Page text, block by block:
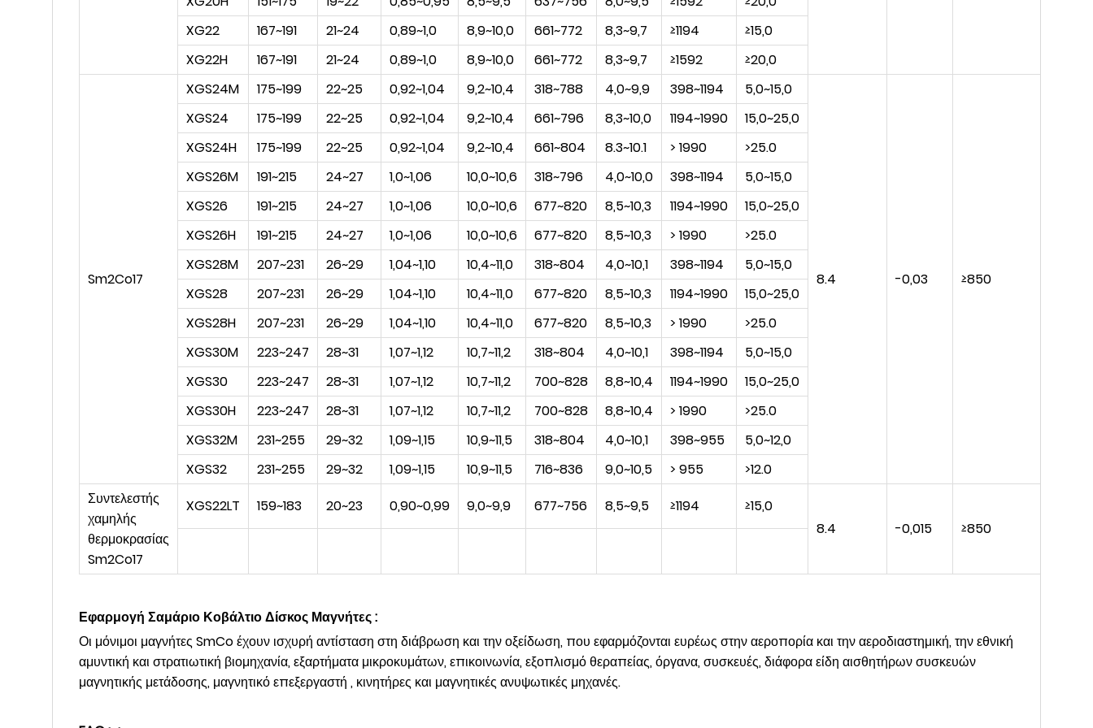
XG22
167~191 21~24 0,89~1,0 8,9~10,0 661~772 8,3~9,7 ≥1194
≥15,0
XG22H
167~191 21~24 0,89~1,0 8,9~10,0 661~772 8,3~9,7 ≥1592 ≥20,0
Sm2Co17
XGS24M 175~199 22~25 0,92~1,04 9,2~10,4 318~788 4,0~9,9 398~1194 5,0~15,0
8.4 -0,03 ≥850
XGS24 175~199 22~25 0,92~1,04 9,2~10,4 661~796 8,3~10,0 1194~1990
15,0~25,0
XGS24H
175~199 22~25 0,92~1,04 9,2~10,4 661~804 8.3~10.1 > 1990
>25.0
XGS26M
191~215 24~27 1,0~1,06 10,0~10,6 318~796 4,0~10,0 398~1194
5,0~15,0
XGS26
191~215 24~27 1,0~1,06 10,0~10,6 677~820 8,5~10,3 1194~1990
15,0~25,0
XGS26H
191~215 24~27 1,0~1,06 10,0~10,6 677~820 8,5~10,3 > 1990
>25.0
XGS28M
207~231 26~29 1,04~1,10 10,4~11,0 318~804 4,0~10,1 398~1194
5,0~15,0
XGS28
207~231 26~29 1,04~1,10 10,4~11,0 677~820 8,5~10,3 1194~1990
15,0~25,0
XGS28H
207~231 26~29 1,04~1,10 10,4~11,0 677~820 8,5~10,3 > 1990
>25.0
XGS30M
223~247 28~31 1,07~1,12 10,7~11,2 318~804 4,0~10,1 398~1194
5,0~15,0
XGS30
223~247 28~31 1,07~1,12 10,7~11,2 700~828 8,8~10,4 1194~1990
15,0~25,0
XGS30H
223~247 28~31 1,07~1,12 10,7~11,2 700~828 8,8~10,4 > 1990
>25.0
XGS32M
231~255 29~32 1,09~1,15 10,9~11,5 318~804 4,0~10,1 398~955
5,0~12,0
XGS32
231~255 29~32 1,09~1,15 10,9~11,5 716~836 9,0~10,5 > 955
>12.0
Συντελεστής
χαμηλής
θερμοκρασίας
Sm2Co17
XGS22LT 159~183 20~23 0,90~0,99 9,0~9,9 677~756 8,5~9,5 ≥1194
≥15,0
8.4
-0,015 ≥850
Εφαρμογή Σαμάριο Κοβάλτιο Δίσκος Μαγνήτες :
Οι μόνιμοι μαγνήτες SmCo έχουν ισχυρή αντίσταση στη διάβρωση και την οξείδωση, που εφαρμόζονται ευρέως στην αεροπορία και την αεροδιαστημική, την εθνική
αμυντική και στρατιωτική βιομηχανία, εξαρτήματα μικροκυμάτων, επικοινωνία, εξοπλισμό θεραπείας, όργανα, συσκευές, διάφορα είδη αισθητήρων συσκευών
μαγνητικής μετάδοσης, μαγνητικό επεξεργαστή , κινητήρες και μαγνητικές ανυψωτικές μηχανές.